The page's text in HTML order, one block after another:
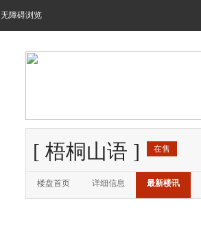
无障碍浏览
[ 梧桐山语 ] 在售
楼盘首页 详细信息 最新楼讯